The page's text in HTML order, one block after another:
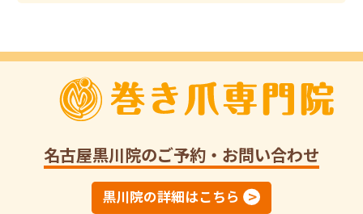
名古屋黒川院のご予約・お問い合わせ
黒川院の詳細はこちら